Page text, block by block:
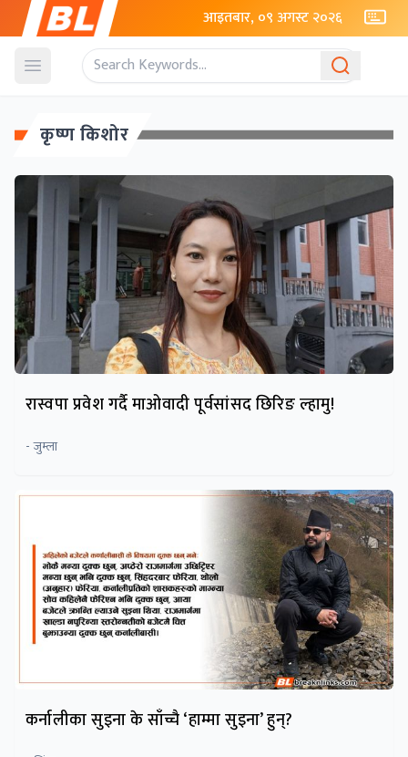
आइतबार, ०९ अगस्ट २०२६
Open menu
कृष्ण किशोर
रास्वपा प्रवेश गर्दै माओवादी पूर्वसांसद छिरिङ ल्हामु!
- जुम्ला
कर्नालीका सुइना के साँच्चै ‘हाम्मा सुइना’ हुन्?